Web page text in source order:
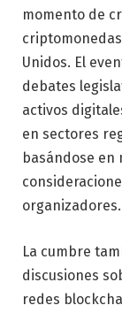
momento de
Unidos. El
debates
activos
en sectores
basándose en
organizadores.
La cumbre
discusiones
redes